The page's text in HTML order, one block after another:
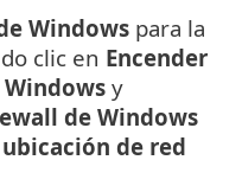
Windows para la
clic en Encender
y
de Windows
de red